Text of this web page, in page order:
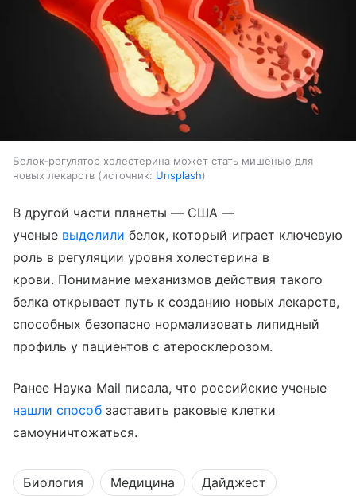
Белок‑регулятор холестерина может стать мишенью для
новых лекарств
источник: Unsplash
В другой части планеты — США —
ученые выделили белок, который играет ключевую
роль в регуляции уровня холестерина в
крови. Понимание механизмов действия такого
белка открывает путь к созданию новых лекарств,
способных безопасно нормализовать липидный
профиль у пациентов с атеросклерозом.
Ранее Наука Mail писала, что российские ученые
нашли способзаставить раковые клетки
самоуничтожаться.
Биология Медицина Дайджест